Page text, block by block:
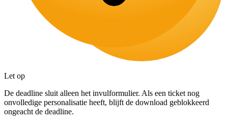
Let op
De deadline sluit alleen het invulformulier. Als een ticket nog
onvolledige personalisatie heeft, blijft de download geblokkeerd
ongeacht de deadline.